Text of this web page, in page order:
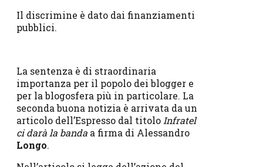
Il discrimine è dato dai finanziamenti
pubblici.
La sentenza è di straordinaria
importanza per il popolo dei blogger e
per la blogosfera più in particolare. La
seconda buona notizia è arrivata da un
articolo dell’Espresso dal titolo Infratel
ci darà la banda a firma di Alessandro
Longo.